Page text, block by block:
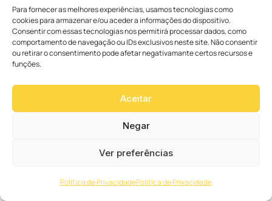
Para fornecer as melhores experiências, usamos tecnologias como
cookies para armazenar e/ou aceder a informações do dispositivo.
Consentir com essas tecnologias nos permitirá processar dados, como
comportamento de navegação ou IDs exclusivos neste site. Não consentir
ou retirar o consentimento pode afetar negativamante certos recursos e
funções.
Aceitar
Negar
Ver preferências
Política de PrivacidadePolítica de Privacidade
Pautas atuais
Arquidiocese de Curitiba celebra os 100 anos de Dom Pedro
Fedalto com Santa Missa em Ação de Graças